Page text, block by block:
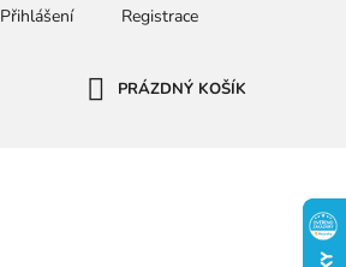
Přihlášení Registrace
NÁKUPNÍ
PRÁZDNÝ KOŠÍK